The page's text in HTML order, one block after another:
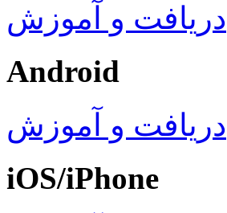
دریافت و آموزش
Android
دریافت و آموزش
iOS/iPhone